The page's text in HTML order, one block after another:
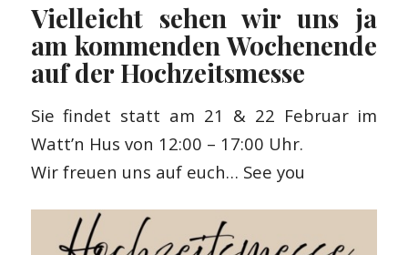
Vielleicht sehen wir uns ja
am kommenden Wochenende
auf der Hochzeitsmesse
Sie findet statt am 21 & 22 Februar im
Watt’n Hus von 12:00 – 17:00 Uhr.
Wir freuen uns auf euch… See you